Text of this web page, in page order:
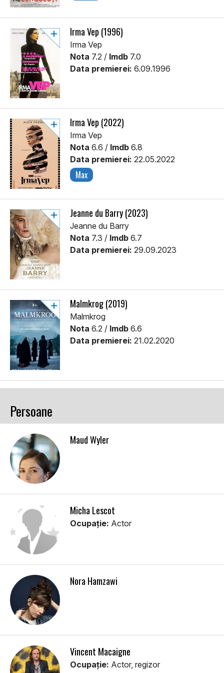
Irma Vep (1996)
Irma Vep
Nota 7.2 / Imdb 7.0
Data premierei: 6.09.1996
Irma Vep (2022)
Irma Vep
Nota 6.6 / Imdb 6.8
Data premierei: 22.05.2022
Max
Jeanne du Barry (2023)
Jeanne du Barry
Nota 7.3 / Imdb 6.7
Data premierei: 29.09.2023
Malmkrog (2019)
Malmkrog
Nota 6.2 / Imdb 6.6
Data premierei: 21.02.2020
Persoane
Maud Wyler
Micha Lescot
Ocupație: Actor
Nora Hamzawi
Vincent Macaigne
Ocupație: Actor, regizor